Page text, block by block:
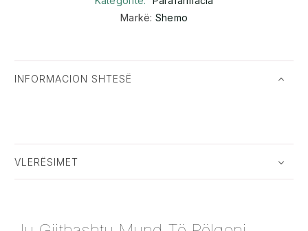
Markë: Shemo
INFORMACION SHTESË
VLERËSIMET